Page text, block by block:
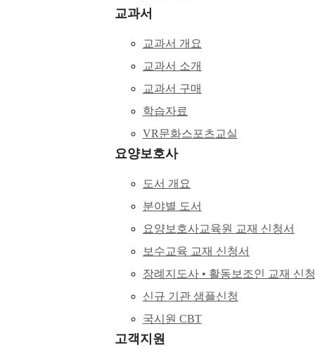
교과서
교과서 개요
교과서 소개
교과서 구매
학습자료
VR문화스포츠교실
요양보호사
도서 개요
분야별 도서
요양보호사교육원 교재 신청서
보수교육 교재 신청서
장례지도사 • 활동보조인 교재 신
신규 기관 샘플신청
국시원 CBT
고객지원